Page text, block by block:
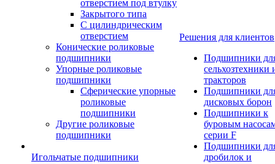
отверстием под втулку
Закрытого типа
С цилиндрическим
отверстием
Конические роликовые
подшипники
Упорные роликовые
подшипники
Сферические упорные
роликовые
подшипники
Другие роликовые
подшипники
Игольчатые подшипники
Решения для клиентов
Подшипники
сельхозтехники
тракторов
Подшипники
дисковых борон
Подшипники к
буровым
серии F
Подшипники
дробилок и